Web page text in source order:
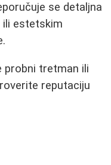
se detaljna
ili estetskim
probni tretman ili
reputaciju